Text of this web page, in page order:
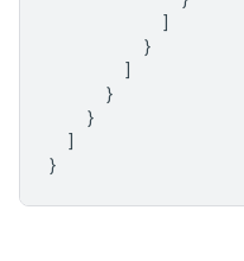
]
}
]
}
}
]
}